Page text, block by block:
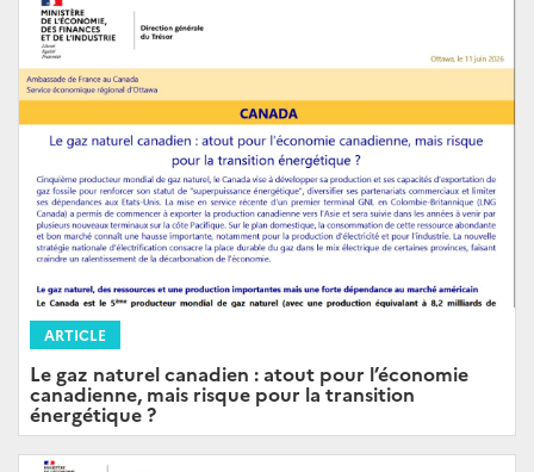
ARTICLE
Le gaz naturel canadien : atout pour l’économie
canadienne, mais risque pour la transition
énergétique ?